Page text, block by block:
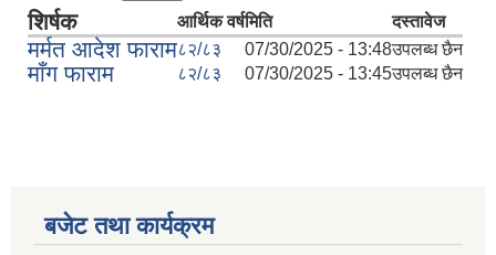
शिर्षक आर्थिक वर्षमिति दस्तावेज
मर्मत आदेश फाराम८२/८३ 07/30/2025 - 13:48उपलब्ध छैन
माँग फाराम ८२/८३ 07/30/2025 - 13:45उपलब्ध छैन
बजेट तथा कार्यक्रम